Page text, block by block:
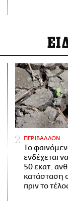
ΠΕΡΙΒΑΛΛΟΝ
Το
ενδέχεται
50 εκατ.
κατάσταση
πριν το